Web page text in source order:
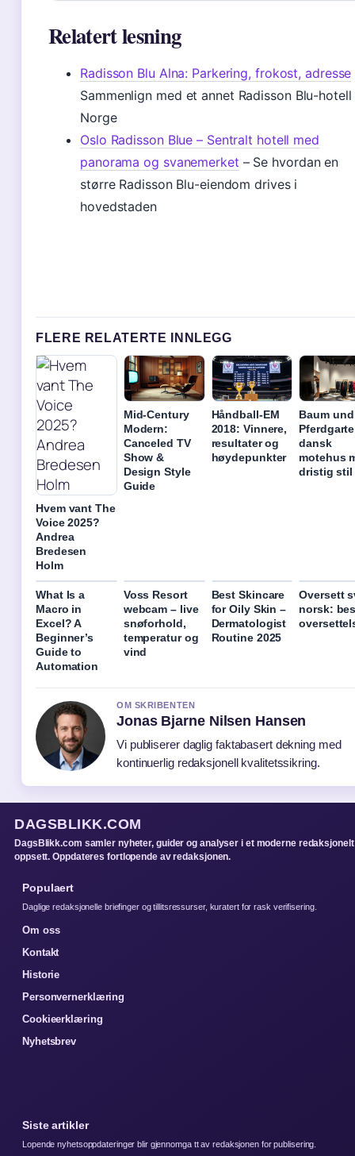
Relatert lesning
Radisson Blu Alna: Parkering, frokost, adresse
Sammenlign med et annet Radisson Blu-hotell
Norge
Oslo Radisson Blue – Sentralt hotell med
panorama og svanemerket – Se hvordan en
større Radisson Blu-eiendom drives i
hovedstaden
FLERE RELATERTE INNLEGG
Hvem vant The
Voice 2025?
Andrea
Bredesen
Holm
Mid-Century
Modern:
Canceled TV
Show &
Design Style
Guide
Håndball-EM
2018: Vinnere,
resultater og
høydepunkter
Baum und
dansk
motehus
dristig stil
What Is a
Macro in
Excel? A
Beginner’s
Guide to
Automation
Voss Resort
webcam – live
snøforhold,
temperatur og
vind
Best Skincare
for Oily Skin –
Dermatologist
Routine 2025
Oversett
norsk:
OM SKRIBENTEN
Jonas Bjarne Nilsen Hansen
Vi publiserer daglig faktabasert dekning med
kontinuerlig redaksjonell kvalitetssikring.
DAGSBLIKK.COM
DagsBlikk.com samler nyheter, guider og analyser i et moderne redaksjonelt
oppsett. Oppdateres fortlopende av redaksjonen.
Populaert
Daglige redaksjonelle briefinger og tillitsressurser, kuratert for rask verifisering.
Om oss
Kontakt
Historie
Personvernerklæring
Cookieerklæring
Nyhetsbrev
Siste artikler
Lopende nyhetsoppdateringer blir gjennomga tt av redaksjonen for publisering.